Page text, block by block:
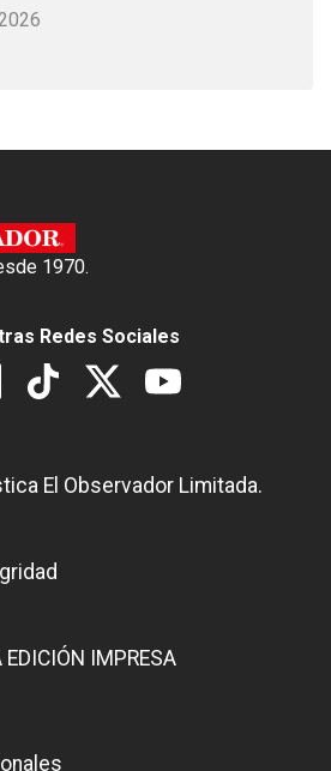
1970.
Redes Sociales
El Observador Limitada.
EDICIÓN IMPRESA